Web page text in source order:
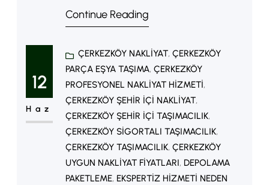
lojistik süreçlerin temelini oluşturan
şehir içi ve şehirler arası taşımacılık
ihtiyacının artmasıyla birlikte
nakliyecilik hizmetleri de daha
profesyonel bir yapıya kavuşmuştur.
Özellikle ticaretin yoğun olduğu
bölgelerde nakliyeciler, ekonomik
ve hızlı çözümler sunarak büyük bir
Continue Reading
12
Haz
ÇERKEZKÖY NAKLIYAT, ÇERKEZKÖY
PARÇA EŞYA TAŞIMA, ÇERKEZKÖY
PROFESYONEL NAKLIYAT HIZMETI
ÇERKEZKÖY ŞEHIR IÇI NAKLIYAT
ÇERKEZKÖY ŞEHIR IÇI TAŞIMACILIK
ÇERKEZKÖY SIGORTALI TAŞIMACILIK
ÇERKEZKÖY TAŞIMACILIK, ÇERKEZKÖY
UYGUN NAKLIYAT FIYATLARI, DEPOLAMA
PAKETLEME, EKSPERTIZ HIZMETI NEDEN